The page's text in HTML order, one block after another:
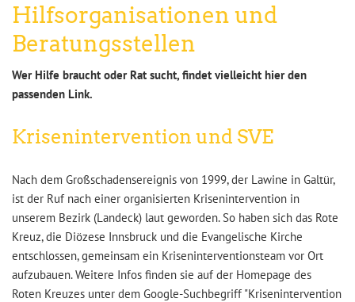
Hilfsorganisationen und
Beratungsstellen
Wer Hilfe braucht oder Rat sucht, findet vielleicht hier den
passenden Link.
Krisenintervention und SVE
Nach dem Großschadensereignis von 1999, der Lawine in Galtür,
ist der Ruf nach einer organisierten Krisenintervention in
unserem Bezirk (Landeck) laut geworden. So haben sich das Rote
Kreuz, die Diözese Innsbruck und die Evangelische Kirche
entschlossen, gemeinsam ein Kriseninterventionsteam vor Ort
aufzubauen. Weitere Infos finden sie auf der Homepage des
Roten Kreuzes unter dem Google-Suchbegriff "Krisenintervention